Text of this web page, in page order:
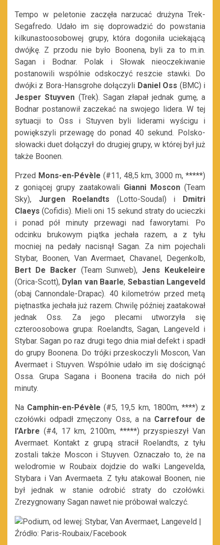
Tempo w peletonie zaczęła narzucać drużyna Trek-
Segafredo. Udało im się doprowadzić do powstania
kilkunastoosobowej grupy, która dogoniła uciekającą
dwójkę. Z przodu nie było Boonena, byli za to m.in.
Sagan i Bodnar. Polak i Słowak nieoczekiwanie
postanowili wspólnie odskoczyć reszcie stawki. Do
dwójki z Bora-Hansgrohe dołączyli Daniel Oss (BMC) i
Jesper Stuyven (Trek). Sagan złapał jednak gumę, a
Bodnar postanowił zaczekać na swojego lidera. W tej
sytuacji to Oss i Stuyven byli liderami wyścigu i
powiększyli przewagę do ponad 40 sekund. Polsko-
słowacki duet dołączył do drugiej grupy, w której był już
także Boonen.
Przed Mons-en-Pévèle (#11, 48,5 km, 3000 m, *****)
z goniącej grupy zaatakowali Gianni Moscon (Team
Sky), Jurgen Roelandts (Lotto-Soudal) i
Dmitri
Claeys (Cofidis). Mieli oni 15 sekund straty do ucieczki
i ponad pół minuty przewagi nad faworytami. Po
odcinku brukowym piątka jechała razem, a z tyłu
mocniej na pedały nacisnął Sagan. Za nim pojechali
Stybar, Boonen, Van Avermaet, Chavanel, Degenkolb,
Bert De Backer (Team Sunweb), Jens Keukeleire
(Orica-Scott), Dylan van Baarle, Sebastian Langeveld
(obaj Cannondale-Drapac). 40 kilometrów przed metą
piętnastka jechała już razem. Chwilę później zaatakował
jednak Oss. Za jego plecami utworzyła się
czteroosobowa grupa: Roelandts, Sagan, Langeveld i
Stybar. Sagan po raz drugi tego dnia miał defekt i spadł
do grupy Boonena. Do trójki przeskoczyli Moscon, Van
Avermaet i Stuyven. Wspólnie udało im się doścignąć
Ossa. Grupa Sagana i Boonena traciła do nich pół
minuty.
Na Camphin-en-Pévèle (#5, 19,5 km, 1800m, ****) z
czołówki odpadł zmęczony Oss, a na Carrefour de
l’Arbre (#4, 17 km, 2100m, *****) przyspieszył Van
Avermaet. Kontakt z grupą stracił Roelandts, z tyłu
zostali także Moscon i Stuyven. Oznaczało to, że na
welodromie w Roubaix dojdzie do walki Langevelda,
Stybara i Van Avermaeta. Z tyłu atakował Boonen, nie
był jednak w stanie odrobić straty do czołówki.
Zrezygnowany Sagan nawet nie próbował walczyć.